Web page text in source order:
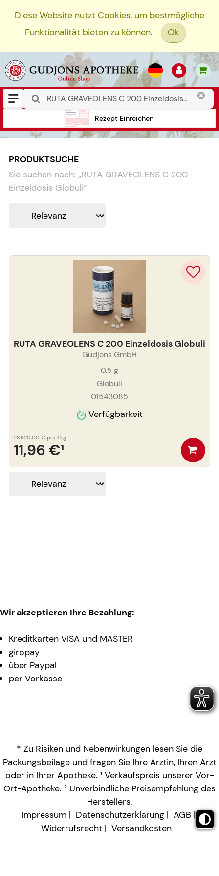
Diese Website nutzt Cookies, um bestmögliche
Funktionalität bieten zu können.
Ok
Rezept Einreichen
PRODUKTSUCHE
Sie suchen nach: „RUTA GRAVEOLENS C 200
Einzeldosis Globuli“
RUTA GRAVEOLENS C 200 Einzeldosis Globuli
Gudjons GmbH
0.5 g
Globuli
01543085
Verfügbarkeit
11,96 €¹
23.920,00 € pro 1 kg
Wir akzeptieren Ihre Bezahlung:
Kreditkarten VISA und MASTER
giropay
über Paypal
per Vorkasse
* Zu Risiken und Nebenwirkungen lesen Sie die
Packungsbeilage und fragen Sie Ihre Ärztin, Ihren Arzt
oder in Ihrer Apotheke. ¹ Verkaufspreis unserer Vor-
Ort-Apotheke. ² Unverbindliche Preisempfehlung des
Herstellers.
Impressum
Datenschutzerklärung
AGB
Widerrufsrecht
Versandkosten